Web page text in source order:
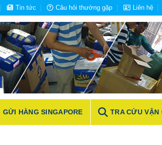
Tin tức Câu hỏi thường gặp Liên hệ
GỬI HÀNG SINGAPORE TRA CỨU VẬN